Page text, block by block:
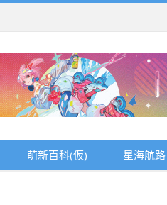
萌新百科(仮) 星海航路